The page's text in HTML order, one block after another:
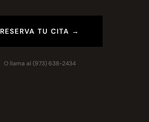
RESERVA TU CITA →
O llama al (973) 638-2434